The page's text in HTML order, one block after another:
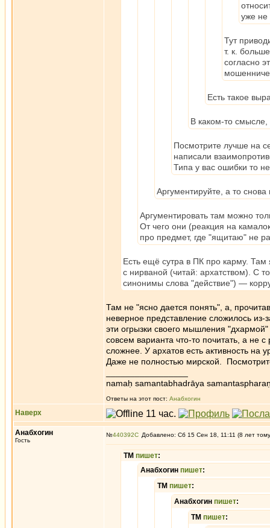
уже не
Тут
т. к.
согласно
Есть такое
В каком-то
Посмотрите лучше на
написали
Типа у вас ошибки то
Аргументируйте, а то снова
Аргументировать там можно
От чего они (реакция на
про предмет, где "ящитаю" не
Есть ещё сутра в ПК про карму. Там
с нирваной (читай: архатством). С
синонимы слова "действие") —
Там не "ясно дается понять", а,
неверное представление сложилось
эти огрызки своего мышления
совсем варианта что-то почитать, а не
сложнее. У архатов есть активность на
Даже не полностью мирской.
namaḥ samantabhadrāya
Ответы на этот пост: Анабхогин
Наверх
Анабхогин
Гость
№440392 Добавлено: Сб 15 Сен 18, 11:11 (8 лет
ТМ пишет:
Анабхогин пишет:
ТМ пишет:
Анабхогин пишет:
ТМ пишет: